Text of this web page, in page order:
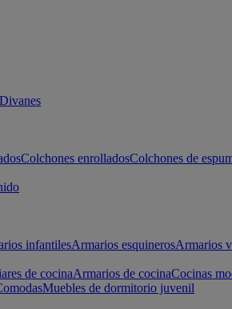
Divanes
Colchones enrolladosColchones de
infantilesArmarios esquinerosArmarios
de cocinaArmarios de cocinaCocinas
Muebles de dormitorio juvenil